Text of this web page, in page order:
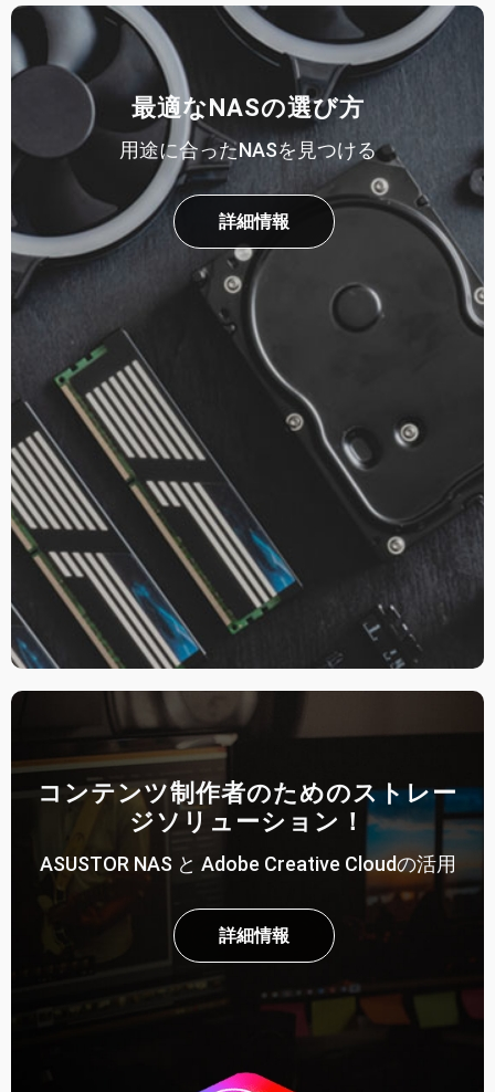
最適なNASの選び方
用途に合ったNASを見つける
詳細情報
コンテンツ制作者のためのストレー
ジソリューション！
ASUSTOR NAS と Adobe Creative Cloudの活用
詳細情報